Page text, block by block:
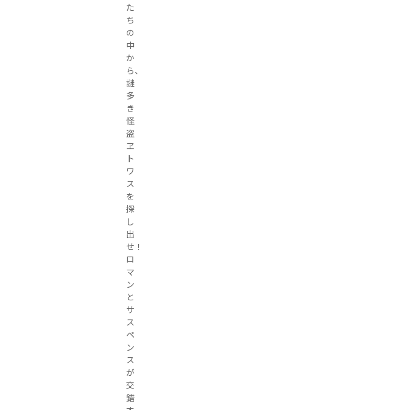
た
ち
の
中
か
ら、
謎
多
き
怪
盗
ヱ
ト
ワ
ス
を
探
し
出
せ！
ロ
マ
ン
と
サ
ス
ペ
ン
ス
が
交
錯